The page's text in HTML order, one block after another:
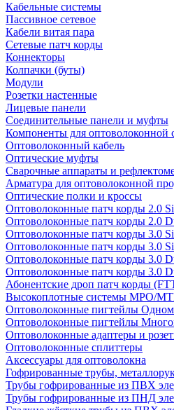
Кабельные системы
Пассивное сетевое
Кабели витая пара
Сетевые патч корды
Коннекторы
Колпачки (буты)
Модули
Розетки настенные
Лицевые панели
Соединительные панели и муфты
Компоненты для оптоволоконной
Оптоволоконный кабель
Оптические муфты
Сварочные аппараты и
Арматура для оптоволоконной
Оптические полки и кроссы
Оптоволоконные патч корды 2.0
Оптоволоконные патч корды 2.0
Оптоволоконные патч корды 3.0
Оптоволоконные патч корды 3.0
Оптоволоконные патч корды 3.0
Оптоволоконные патч корды 3.0
Абонентские дроп патч корды
Высокоплотные системы MPO/
Оптоволоконные пигтейлы
Оптоволоконные пигтейлы
Оптоволоконные адаптеры и
Оптоволоконные сплиттеры
Аксессуары для оптоволокна
Гофрированные трубы,
Трубы гофрированные из ПВХ
Трубы гофрированные из ПНД